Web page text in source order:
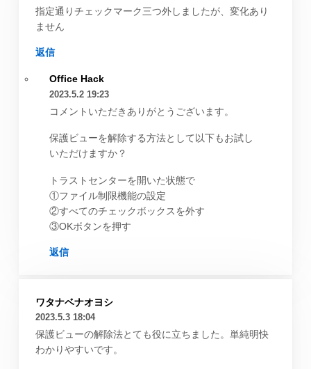
指定通りチェックマーク三つ外しましたが、変化あり
ません
返信
Office Hack
2023.5.2 19:23
コメントいただきありがとうございます。
保護ビューを解除する方法として以下もお試し
いただけますか？
トラストセンターを開いた状態で
①ファイル制限機能の設定
②すべてのチェックボックスを外す
③OKボタンを押す
返信
ワタナベナオヨシ
2023.5.3 18:04
保護ビューの解除法とても役に立ちました。単純明快
わかりやすいです。